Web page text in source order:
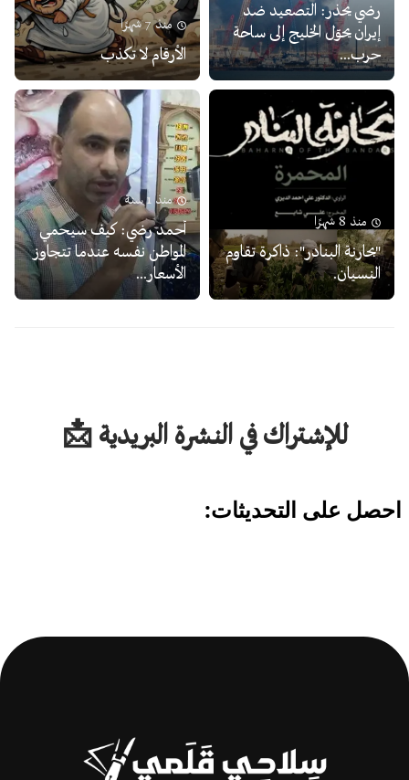
رضي يحذر: التصعيد ضد
إيران يحوّل الخليج إلى ساحة
حرب...
منذ 7 شهرًا
الأرقام لا تكذب
منذ 8 شهرًا
"بحارنة البنادر": ذاكرة تقاوم
النسيان.
منذ 1 سنة
أحمد رضي: كيف سيحمي
المواطن نفسه عندما تتجاوز
الأسعار...
للإشتراك في النشرة البريدية 📩